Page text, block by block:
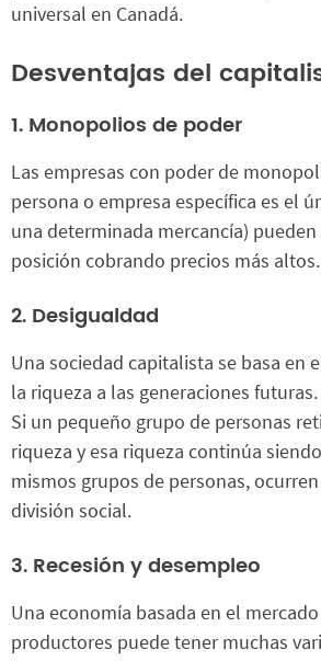
universal en Canadá.
Desventajas del
1. Monopolios de poder
Las empresas con poder de
persona o empresa específica es el
una determinada mercancía) pueden
posición cobrando precios más altos.
2. Desigualdad
Una sociedad capitalista se basa en
la riqueza a las generaciones futuras.
Si un pequeño grupo de personas
riqueza y esa riqueza continúa
mismos grupos de personas,
división social.
3. Recesión y desempleo
Una economía basada en el
productores puede tener muchas